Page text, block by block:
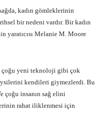
kadın gömleklerinin
bir nedeni vardır. Bir kadın
yaratıcısı Melanie M. Moore
çoğu yeni teknoloji gibi çok
kendileri giymezlerdi. Bu
çoğu insanın sağ elini
rahat iliklenmesi için